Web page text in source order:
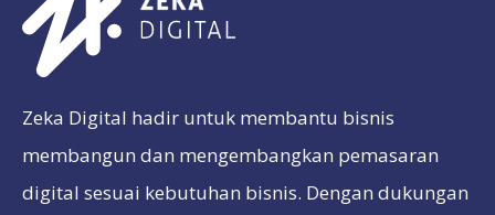
Zeka Digital hadir untuk membantu bisnis
membangun dan mengembangkan pemasaran
digital sesuai kebutuhan bisnis. Dengan dukungan